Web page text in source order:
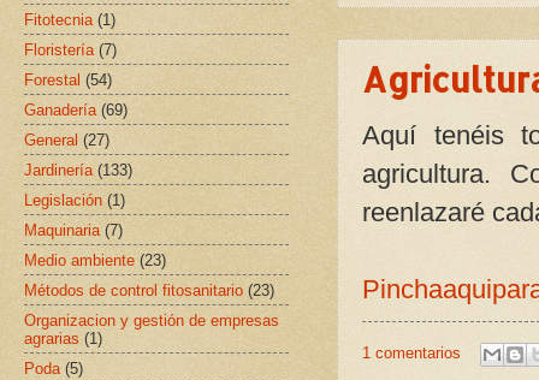
Aquí tenéis
agricultura.
reenlazaré
1 comentarios
Fitotecnia (1)
Floristería (7)
Forestal (54)
Ganadería (69)
General (27)
Jardinería (133)
Legislación (1)
Maquinaria (7)
Medio ambiente (23)
Métodos de control fitosanitario (23)
Organizacion y gestión de empresas
agrarias (1)
Poda (5)